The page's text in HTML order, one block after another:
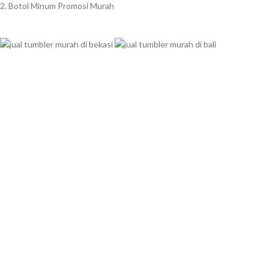
2. Botol Minum Promosi Murah